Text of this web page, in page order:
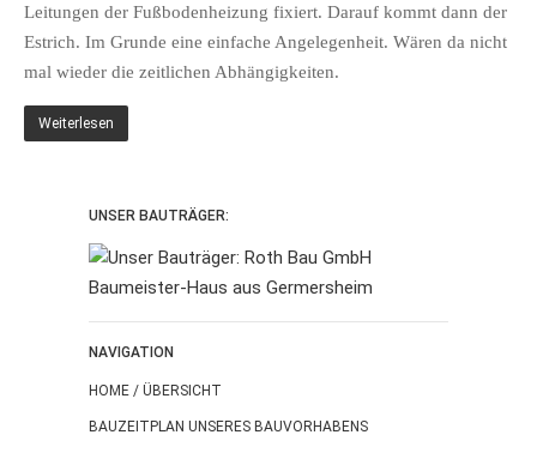
Leitungen der Fußbodenheizung fixiert. Darauf kommt dann der
Estrich. Im Grunde eine einfache Angelegenheit. Wären da nicht
mal wieder die zeitlichen Abhängigkeiten.
Weiterlesen
UNSER BAUTRÄGER:
NAVIGATION
HOME / ÜBERSICHT
BAUZEITPLAN UNSERES BAUVORHABENS